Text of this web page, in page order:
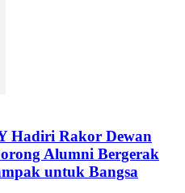
Hadiri Rakor Dewan
Alumni Bergerak
untuk Bangsa